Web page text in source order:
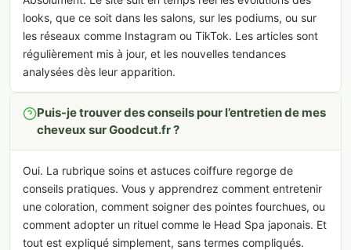
looks, que ce soit dans les salons, sur les podiums, ou sur
les réseaux comme Instagram ou TikTok. Les articles sont
régulièrement mis à jour, et les nouvelles tendances
analysées dès leur apparition.
Puis-je trouver des conseils pour l’entretien de mes
cheveux sur Goodcut.fr ?
Oui. La rubrique soins et astuces coiffure regorge de
conseils pratiques. Vous y apprendrez comment entretenir
une coloration, comment soigner des pointes fourchues, ou
comment adopter un rituel comme le Head Spa japonais. Et
tout est expliqué simplement, sans termes compliqués.